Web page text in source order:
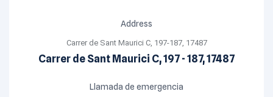
Address
Carrer de Sant Maurici C, 197-187, 17487
Carrer de Sant Maurici C, 197 - 187, 17487
Llamada de emergencia